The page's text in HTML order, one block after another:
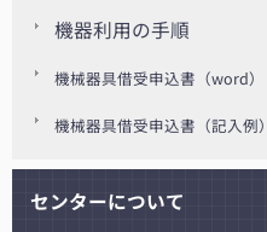
機器利用の手順
機械器具借受申込書（word）
機械器具借受申込書（記入例）
センターについて